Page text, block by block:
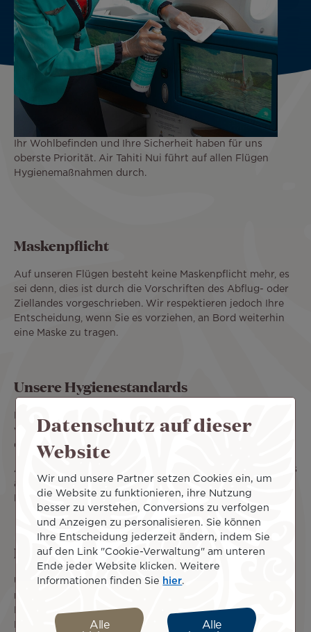
Ihr Wohlbefinden und Ihre Sicherheit haben für uns
oberste Priorität. Air Tahiti Nui führt auf allen Flügen
Hygienemaßnahmen durch.
Maskenpflicht
Auf unseren Flügen besteht keine Maskenpflicht mehr, es
sei denn, dies ist durch die Vorschriften des Abflug- oder
Ziellandes vorgeschrieben. Wir respektieren jedoch Ihre
Entscheidung, wenn Sie es vorziehen, an Bord weiterhin
eine Maske zu tragen.
Unsere Hygienestandards
vor jedem Abflug von unseren Dienstleistern
durchgeführt.
Auch während des Fluges sorgen unsere Crews dafür, dass
alle Gemeinschaftsbereiche mit einem speziellen
Desinfektionsmittel gereinigt werden.
Filterung der Kabinenluft
Unsere 787-9 Dreamliner der neuesten Generation sind
mit einem leistungsstarken Luftfiltersystem ausgestattet.
Der Luftstrom in der Kabine zirkuliert nicht von einer
Reihe zur anderen, und die Luft wird alle 2 bis 3 Minuten
Datenschutz auf dieser
Website
Wir und unsere Partner setzen Cookies ein, um
die Website zu funktionieren, ihre Nutzung
besser zu verstehen, Conversions zu verfolgen
und Anzeigen zu personalisieren. Sie können
Ihre Entscheidung jederzeit ändern, indem Sie
auf den Link "Cookie-Verwaltung" am unteren
Ende jeder Website klicken. Weitere
Informationen finden Sie hier.
Alle
Alle